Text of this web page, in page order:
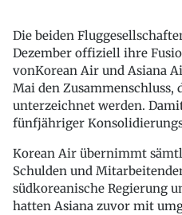
Die beiden
Dezember offiziell ihre
vonKorean Air und Asiana
Mai den Zusammenschluss,
unterzeichnet werden.
fünfjähriger
Korean Air übernimmt
Schulden und
südkoreanische Regierung
hatten Asiana zuvor mit